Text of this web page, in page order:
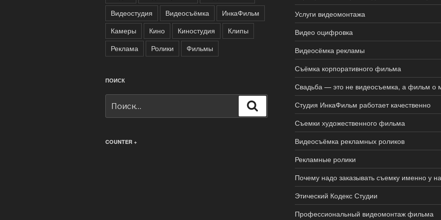
Видеостудия
Видеосъёмка
ИнкаФильм
Камеры
Кино Киностудия
Клипы
Реклама
Ролики Фильмы
ПОИСК
COUNTER +
Услуги видеомонтажа
Видео оцифровка
Видеосёмка рекламы
Съёмка корпоративного фильма
Свадьба — это не видеосъемка, а фильм о
Студия ИнкаФильм работает качественно
Съемки художественного фильма
Видеосъёмка рекламных роликов
Рекламные ролики
Почему надо заказывать съемку именно у
Этический Кодекс Студии
Профессиональный видеомонтаж фильма